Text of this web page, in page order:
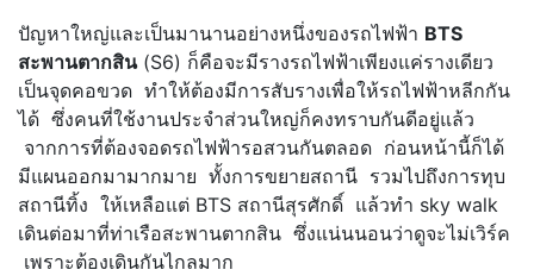
ปัญหาใหญ่และเป็นมานานอย่างหนึ่งของรถไฟฟ้า BTS
สะพานตากสิน(S6) ก็คือจะมีรางรถไฟฟ้าเพียงแค่รางเดียว
เป็นจุดคอขวด ทำให้ต้องมีการสับรางเพื่อให้รถไฟฟ้าหลีกกัน
ได้ ซึ่งคนที่ใช้งานประจำส่วนใหญ่ก็คงทราบกันดีอยู่แล้ว
จากการที่ต้องจอดรถไฟฟ้ารอสวนกันตลอด ก่อนหน้านี้ก็ได้
มีแผนออกมามากมาย ทั้งการขยายสถานี รวมไปถึงการทุบ
สถานีทิ้ง ให้เหลือแต่ BTS สถานีสุรศักดิ์ แล้วทำ sky walk
เดินต่อมาที่ท่าเรือสะพานตากสิน ซึ่งแน่นนอนว่าดูจะไม่เวิร์ค
เพราะต้องเดินกันไกลมาก